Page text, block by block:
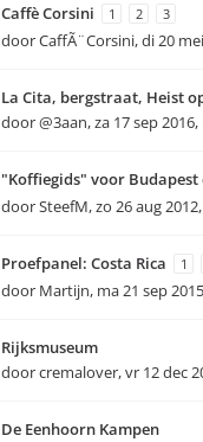
Caffè Corsini 1 2 3
doorCaffÃ¨Corsini,di 20
La Cita, bergstraat, Heist
door@3aan,za 17 sep 2016,
"Koffiegids" voor Budapest
doorSteefM,zo 26 aug
Proefpanel: Costa Rica 1
door Martijn, ma 21 sep
Rijksmuseum
doorcremalover,vr 12 dec
De Eenhoorn Kampen